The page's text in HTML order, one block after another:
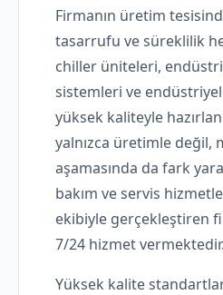
Firmanın üretim
tasarrufu ve süreklilik
chiller üniteleri,
sistemleri ve
yüksek kaliteyle
yalnızca üretimle değil,
aşamasında da fark
bakım ve servis
ekibiyle gerçekleştiren
7/24 hizmet vermektedir.
Yüksek kalite